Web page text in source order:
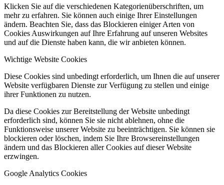
Klicken Sie auf die verschiedenen Kategorienüberschriften, um
mehr zu erfahren. Sie können auch einige Ihrer Einstellungen
ändern. Beachten Sie, dass das Blockieren einiger Arten von
Cookies Auswirkungen auf Ihre Erfahrung auf unseren Websites
und auf die Dienste haben kann, die wir anbieten können.
Wichtige Website Cookies
Diese Cookies sind unbedingt erforderlich, um Ihnen die auf unserer
Website verfügbaren Dienste zur Verfügung zu stellen und einige
ihrer Funktionen zu nutzen.
Da diese Cookies zur Bereitstellung der Website unbedingt
erforderlich sind, können Sie sie nicht ablehnen, ohne die
Funktionsweise unserer Website zu beeinträchtigen. Sie können sie
blockieren oder löschen, indem Sie Ihre Browsereinstellungen
ändern und das Blockieren aller Cookies auf dieser Website
erzwingen.
Google Analytics Cookies